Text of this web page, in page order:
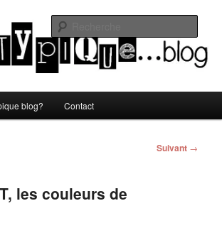
blog
blog? Contact
Suivant →
les couleurs de